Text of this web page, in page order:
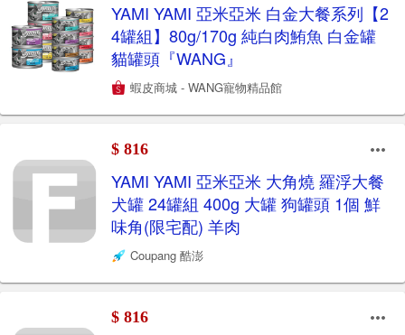
YAMI YAMI 亞米亞米 白金大餐系列【2
4罐組】80g/170g 純白肉鮪魚 白金罐
貓罐頭『WANG』
蝦皮商城 - WANG寵物精品館
$ 816
YAMI YAMI 亞米亞米 大角燒 羅浮大餐
犬罐 24罐組 400g 大罐 狗罐頭 1個 鮮
味角(限宅配) 羊肉
Coupang 酷澎
$ 816